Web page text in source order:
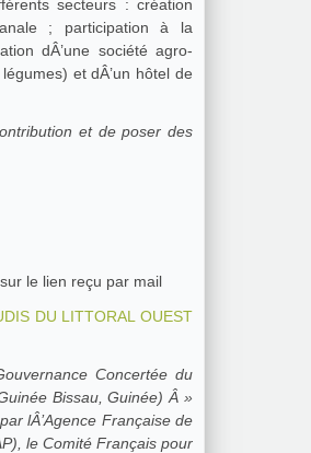
; participation à la
dÂ’une société agro-
et dÂ’un hôtel de
et de poser des
le lien reçu par mail
DU LITTORAL OUEST
Concertée du
Bissau, Guinée) Â »
lÂ’Agence Française de
le Comité Français pour